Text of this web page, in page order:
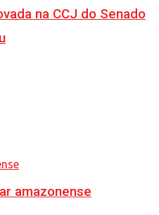
na CCJ do Senado
amazonense